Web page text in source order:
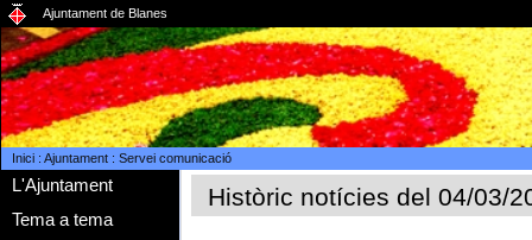
Ajuntament de Blanes
Inici: Ajuntament: Servei comunicació
L'Ajuntament
Tema a tema
Històric notícies del 04/03/